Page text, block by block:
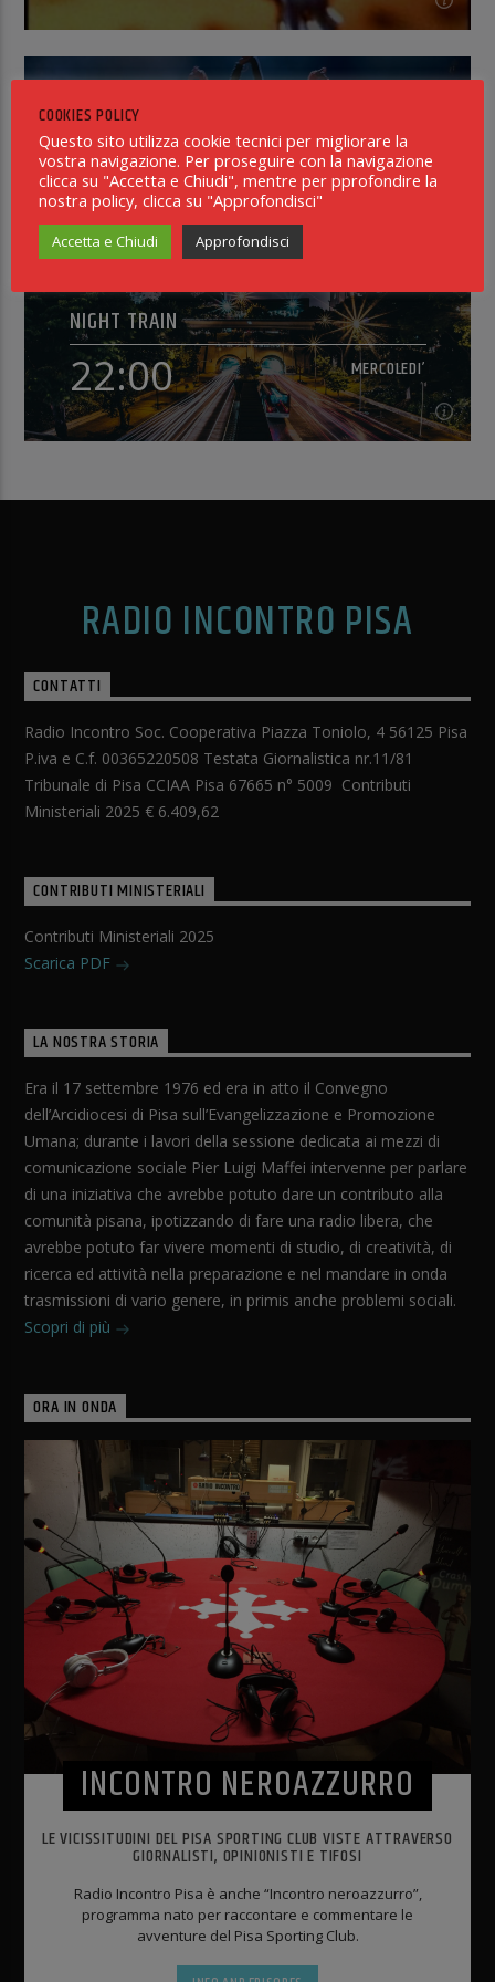
18:00 MERCOLEDI’
Giornale Radio a cura di https://www.radioinblu.it/[...]
Continua a leggere
I LOVE MUSIC DANCE CHART
21:00 MERCOLEDI’
21:00
I Love Music - *Dance Chart*, è la classifica dance dei
20 brani più ballati mixata & selezionata da Dj Energy
e condotta da Natale Schiera e Angelo Qb. [...]
Continua a leggere
NIGHT TRAIN
22:00 MERCOLEDI’
RADIO INCONTRO PISA
CONTATTI
Radio Incontro Soc. Cooperativa Piazza Toniolo, 4 56125 Pisa
P.iva e C.f. 00365220508 Testata Giornalistica nr.11/81
Tribunale di Pisa CCIAA Pisa 67665 n° 5009 Contributi
Ministeriali 2025 € 6.409,62
CONTRIBUTI MINISTERIALI
Contributi Ministeriali 2025
Scarica PDF
LA NOSTRA STORIA
Era il 17 settembre 1976 ed era in atto il Convegno
dell’Arcidiocesi di Pisa sull’Evangelizzazione e Promozione
Umana; durante i lavori della sessione dedicata ai mezzi di
comunicazione sociale Pier Luigi Maffei intervenne per parlare
di una iniziativa che avrebbe potuto dare un contributo alla
comunità pisana, ipotizzando di fare una radio libera, che
avrebbe potuto far vivere momenti di studio, di creatività, di
ricerca ed attività nella preparazione e nel mandare in onda
trasmissioni di vario genere, in primis anche problemi sociali.
Scopri di più
ORA IN ONDA
INCONTRO NEROAZZURRO
LE VICISSITUDINI DEL PISA SPORTING CLUB VISTE ATTRAVERSO
GIORNALISTI, OPINIONISTI E TIFOSI
Radio Incontro Pisa è anche “Incontro neroazzurro”,
programma nato per raccontare e commentare le
avventure del Pisa Sporting Club.
COOKIES POLICY
Questo sito utilizza cookie tecnici per migliorare la
vostra navigazione. Per proseguire con la navigazione
clicca su "Accetta e Chiudi", mentre per pprofondire la
nostra policy, clicca su "Approfondisci"
Accetta e Chiudi Approfondisci